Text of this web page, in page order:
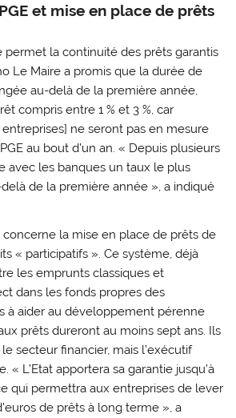
et mise en place de prêts
permet la continuité des prêts garantis
Le Maire a promis que la durée de
au-delà de la première année,
compris entre 1 % et 3 %, car
ne seront pas en mesure
au bout d’un an. « Depuis plusieurs
avec les banques un taux le plus
de la première année », a indiqué
la mise en place de prêts de
« participatifs ». Ce système, déjà
les emprunts classiques et
dans les fonds propres des
à aider au développement pérenne
prêts dureront au moins sept ans. Ils
secteur financier, mais l’exécutif
« L’Etat apportera sa garantie jusqu’à
qui permettra aux entreprises de lever
de prêts à long terme », a